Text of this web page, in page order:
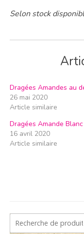
Selon stock
Dragées Amandes au
26 mai 2020
Article similaire
Dragées Amande Blanc
16 avril 2020
Article similaire